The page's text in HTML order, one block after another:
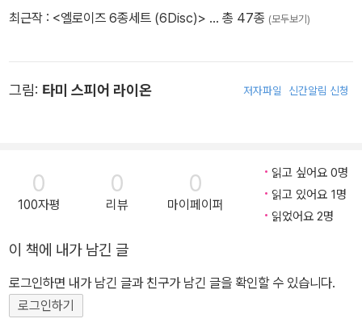
최근작 : <엘로이즈 6종세트 (6Disc)> … 총 47종 (모두보기)
그림: 타미 스피어 라이온 저자파일 신간알림 신청
0
100자평
0
리뷰
0
마이페이퍼
읽고 싶어요 0명
읽고 있어요 1명
읽었어요 2명
이 책에 내가 남긴 글
로그인하면 내가 남긴 글과 친구가 남긴 글을 확인할 수 있습니다.
로그인하기